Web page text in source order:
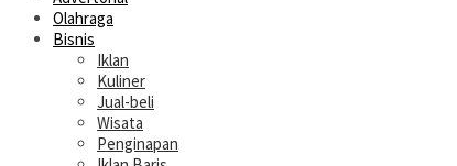
Olahraga
Bisnis
Iklan
Kuliner
Jual-beli
Wisata
Penginapan